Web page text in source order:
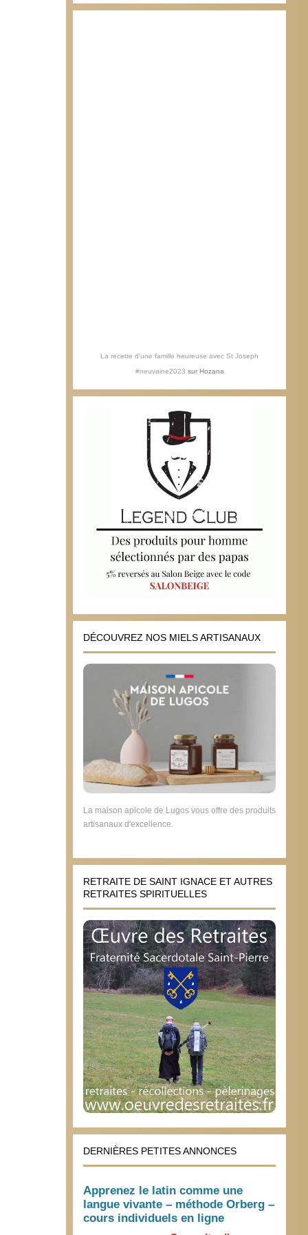
La recette d'une famille heureuse avec St Joseph
#neuvaine2023 sur Hozana
DÉCOUVREZ NOS MIELS ARTISANAUX
La maison apicole de Lugos vous offre des produits
artisanaux d'excellence.
RETRAITE DE SAINT IGNACE ET AUTRES
RETRAITES SPIRITUELLES
DERNIÈRES PETITES ANNONCES
Apprenez le latin comme une
langue vivante – méthode Orberg –
cours individuels en ligne